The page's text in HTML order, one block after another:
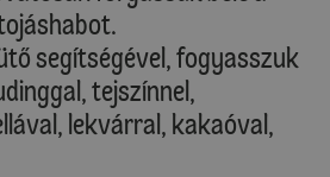
segítségével, fogyasszuk
tejszínnel,
lekvárral, kakaóval,